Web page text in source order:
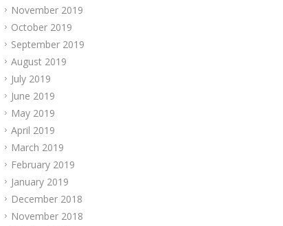
November 2019
October 2019
September 2019
August 2019
July 2019
June 2019
May 2019
April 2019
March 2019
February 2019
January 2019
December 2018
November 2018